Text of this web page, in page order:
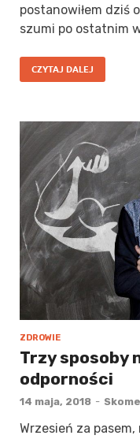
postanowiłem dziś
szumi po ostatnim
CZYTAJ DALEJ
ZDROWIE
Trzy sposoby
odporności
14 maja, 2018 -
Wrzesień za